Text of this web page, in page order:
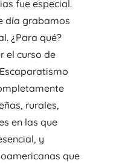
fue especial.
día grabamos
¿Para qué?
el curso de
rurales,
en las que
y
que